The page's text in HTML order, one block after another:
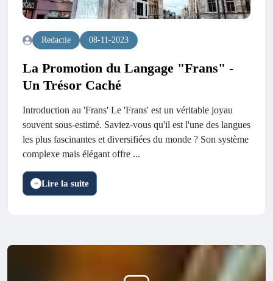
Redactie 08-11-2023
La Promotion du Langage "Frans" -
Un Trésor Caché
Introduction au 'Frans' Le 'Frans' est un véritable joyau
souvent sous-estimé. Saviez-vous qu'il est l'une des langues
les plus fascinantes et diversifiées du monde ? Son système
complexe mais élégant offre ...
Lire la suite